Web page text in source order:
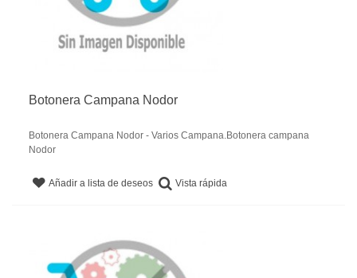
Botonera Campana Nodor
Botonera Campana Nodor - Varios Campana.Botonera campana
Nodor
Añadir a lista de deseos Vista rápida